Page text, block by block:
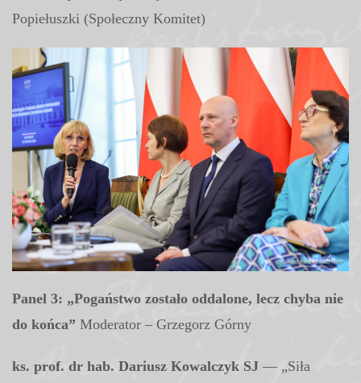
Popiełuszki (Społeczny Komitet)
Panel 3: „Pogaństwo zostało oddalone, lecz chyba nie
do końca” Moderator – Grzegorz Górny
ks. prof. dr hab. Dariusz Kowalczyk SJ –– „Siła